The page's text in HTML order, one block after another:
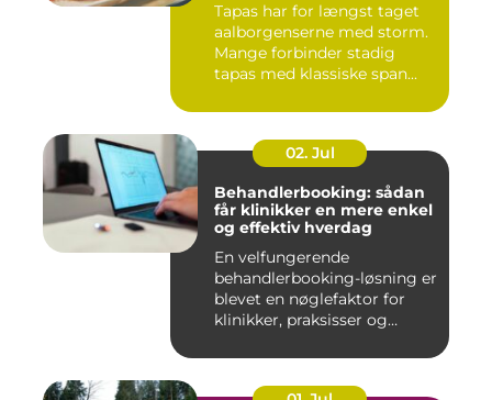
Tapas har for længst taget
aalborgenserne med storm.
Mange forbinder stadig
tapas med klassiske span...
02. Jul
Behandlerbooking: sådan
får klinikker en mere enkel
og effektiv hverdag
En velfungerende
behandlerbooking-løsning er
blevet en nøglefaktor for
klinikker, praksisser og